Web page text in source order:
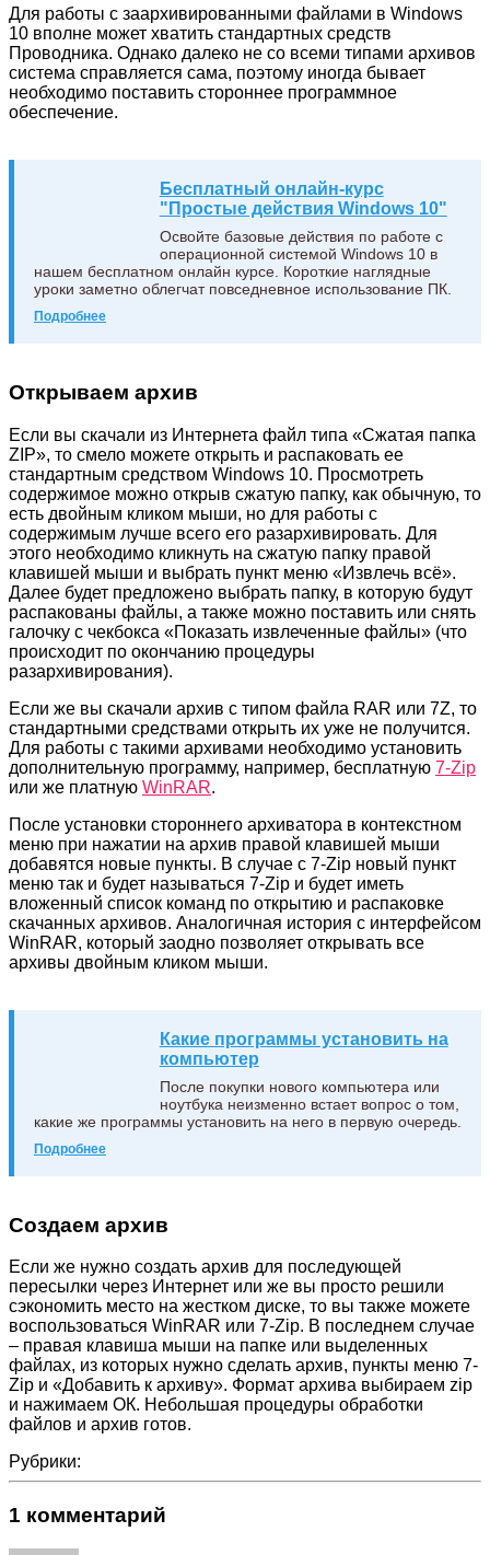
Для работы с заархивированными файлами в Windows
10 вполне может хватить стандартных средств
Проводника. Однако далеко не со всеми типами архивов
система справляется сама, поэтому иногда бывает
необходимо поставить стороннее программное
обеспечение.
Бесплатный онлайн-курс
"Простые действия Windows 10"
Освойте базовые действия по работе с
операционной системой Windows 10 в
нашем бесплатном онлайн курсе. Короткие наглядные
уроки заметно облегчат повседневное использование ПК.
Подробнее
Открываем архив
Если вы скачали из Интернета файл типа «Сжатая папка
ZIP», то смело можете открыть и распаковать ее
стандартным средством Windows 10. Просмотреть
содержимое можно открыв сжатую папку, как обычную, то
есть двойным кликом мыши, но для работы с
содержимым лучше всего его разархивировать. Для
этого необходимо кликнуть на сжатую папку правой
клавишей мыши и выбрать пункт меню «Извлечь всё».
Далее будет предложено выбрать папку, в которую будут
распакованы файлы, а также можно поставить или снять
галочку с чекбокса «Показать извлеченные файлы» (что
происходит по окончанию процедуры
разархивирования).
Если же вы скачали архив с типом файла RAR или 7Z, то
стандартными средствами открыть их уже не получится.
Для работы с такими архивами необходимо установить
дополнительную программу, например, бесплатную 7-Zip
или же платную WinRAR.
После установки стороннего архиватора в контекстном
меню при нажатии на архив правой клавишей мыши
добавятся новые пункты. В случае с 7-Zip новый пункт
меню так и будет называться 7-Zip и будет иметь
вложенный список команд по открытию и распаковке
скачанных архивов. Аналогичная история с интерфейсом
WinRAR, который заодно позволяет открывать все
архивы двойным кликом мыши.
Какие программы установить на
компьютер
После покупки нового компьютера или
ноутбука неизменно встает вопрос о том,
какие же программы установить на него в первую очередь.
Подробнее
Создаем архив
Если же нужно создать архив для последующей
пересылки через Интернет или же вы просто решили
сэкономить место на жестком диске, то вы также можете
воспользоваться WinRAR или 7-Zip. В последнем случае
– правая клавиша мыши на папке или выделенных
файлах, из которых нужно сделать архив, пункты меню 7-
Zip и «Добавить к архиву». Формат архива выбираем zip
и нажимаем ОК. Небольшая процедуры обработки
файлов и архив готов.
Рубрики:
1 комментарий